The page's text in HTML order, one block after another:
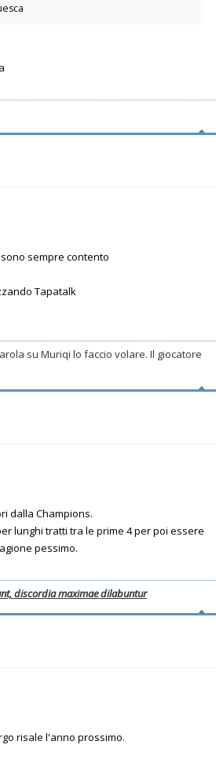
sempre contento
Tapatalk
su Muriqi lo faccio volare. Il giocatore
dalla Champions.
lunghi tratti tra le prime 4 per poi essere
pessimo.
discordia maximae dilabuntur
risale l'anno prossimo.